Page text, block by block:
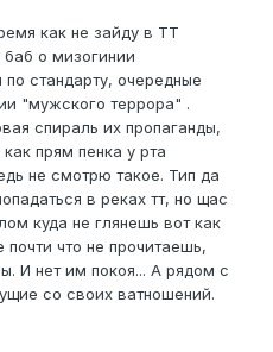
как не зайду в ТТ
баб о мизогинии
стандарту, очередные
"мужского террора" .
спираль их пропаганды,
прям пенка у рта
не смотрю такое. Тип да
в реках тт, но щас
куда не глянешь вот как
что не прочитаешь,
И нет им покоя... А рядом с
со своих ватношений.